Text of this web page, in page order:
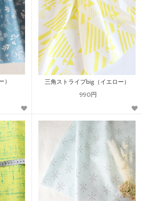
三角ストライプbig（イエロー）
990円